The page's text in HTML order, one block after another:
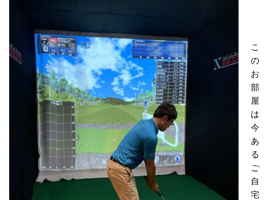
こ
の
お
部
屋
は
今
あ
る
ご
自
宅